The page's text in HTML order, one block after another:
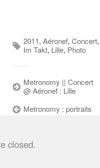
2011, Aéronef, Concert,
Im Takt, Lille, Photo
Metronomy || Concert
@ Aéronef : Lille
Metronomy : portraits
closed.